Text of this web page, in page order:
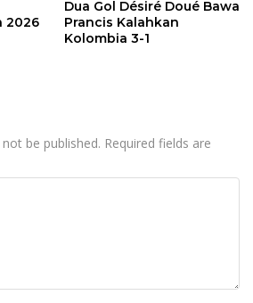
2026
Dua Gol Désiré Doué Bawa
Prancis Kalahkan
Kolombia 3-1
be published. Required fields are